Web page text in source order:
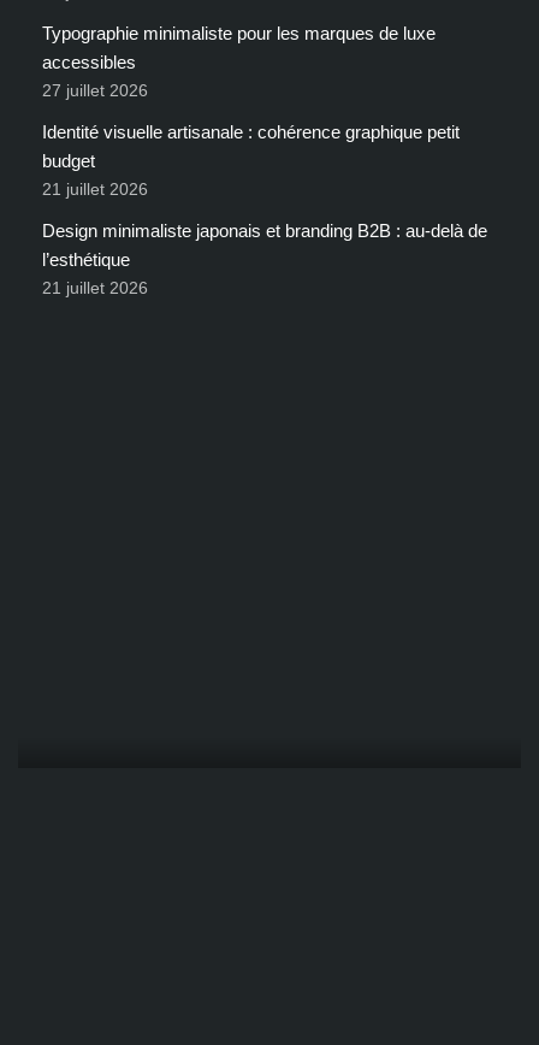
Typographie minimaliste pour les marques de luxe
accessibles
27 juillet 2026
Identité visuelle artisanale : cohérence graphique petit
budget
21 juillet 2026
Design minimaliste japonais et branding B2B : au-delà de
l’esthétique
21 juillet 2026